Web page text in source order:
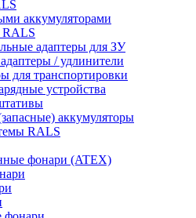
аккумуляторами
RALS
адаптеры для ЗУ
/ удлинители
для транспортировки
устройства
аккумуляторы
RALS
фонари (ATEX)